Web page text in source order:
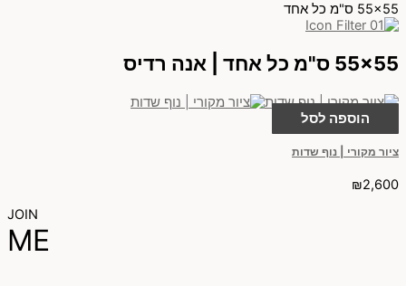
55x55 ס"מ כל אחד
55x55 ס"מ כל אחד | אנה רדיס
הוספה לסל
ציור מקורי | נוף שדות
₪2,600
JOIN
ME